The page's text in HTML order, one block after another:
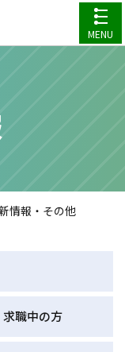
MENU
情報・その他
求職中の方